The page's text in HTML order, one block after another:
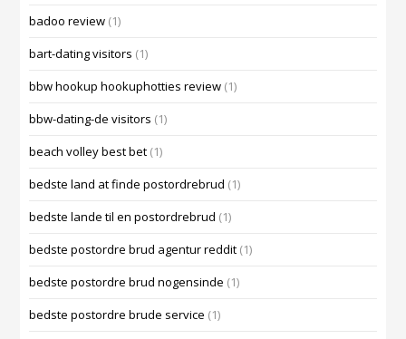
badoo review (1)
bart-dating visitors (1)
bbw hookup hookuphotties review (1)
bbw-dating-de visitors (1)
beach volley best bet (1)
bedste land at finde postordrebrud (1)
bedste lande til en postordrebrud (1)
bedste postordre brud agentur reddit (1)
bedste postordre brud nogensinde (1)
bedste postordre brude service (1)